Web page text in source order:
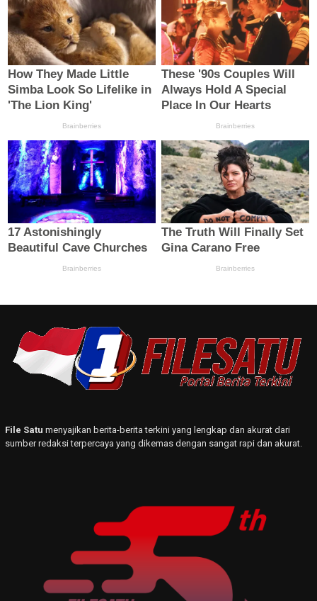
File Satu menyajikan berita-berita terkini yang lengkap dan akurat dari
sumber redaksi terpercaya yang dikemas dengan sangat rapi dan akurat.